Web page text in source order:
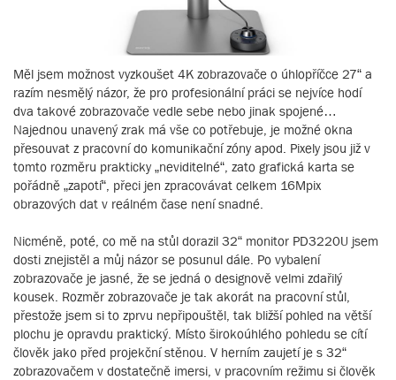
Měl jsem možnost vyzkoušet 4K zobrazovače o úhlopříčce 27“ a
razím nesmělý názor, že pro profesionální práci se nejvíce hodí
dva takové zobrazovače vedle sebe nebo jinak spojené…
Najednou unavený zrak má vše co potřebuje, je možné okna
přesouvat z pracovní do komunikační zóny apod. Pixely jsou již v
tomto rozměru prakticky „neviditelné“, zato grafická karta se
pořádně „zapotí“, přeci jen zpracovávat celkem 16Mpix
obrazových dat v reálném čase není snadné.
Nicméně, poté, co mě na stůl dorazil 32“ monitor PD3220U jsem
dosti znejistěl a můj názor se posunul dále. Po vybalení
zobrazovače je jasné, že se jedná o designově velmi zdařilý
kousek. Rozměr zobrazovače je tak akorát na pracovní stůl,
přestože jsem si to zprvu nepřipouštěl, tak bližší pohled na větší
plochu je opravdu praktický. Místo širokoúhlého pohledu se cítí
člověk jako před projekční stěnou. V herním zaujetí je s 32“
zobrazovačem v dostatečně imersi, v pracovním režimu si člověk